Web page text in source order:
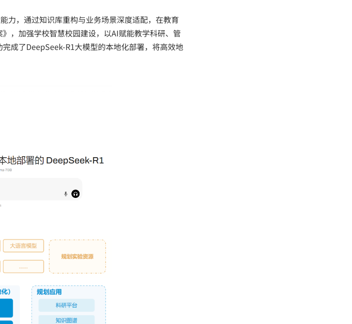
力，通过知识库重构与业务场景深度适配，在教育
，加强学校智慧校园建设，以AI赋能教学科研、管
成了DeepSeek-R1大模型的本地化部署，将高效地